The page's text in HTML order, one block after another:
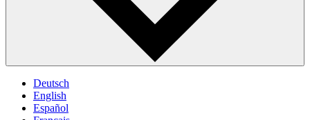
Deutsch
English
Español